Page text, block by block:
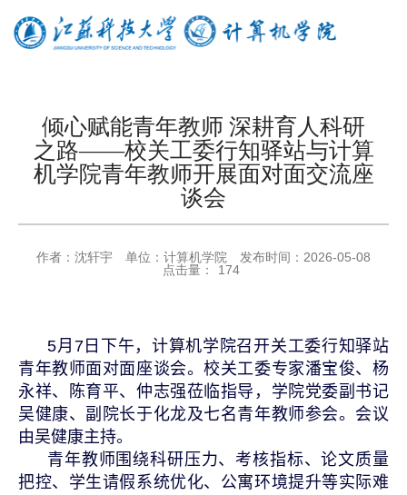
倾心赋能青年教师 深耕育人科研
之路——校关工委行知驿站与计算
机学院青年教师开展面对面交流座
谈会
作者： 沈轩宇 单位： 计算机学院 发布时间： 2026-05-08
点击量：
174
5月 7日下午，计算机学院召开关工委行知驿站
青年教师面对面座谈会。校关工委专家潘宝俊、杨
永祥、陈育平、仲志强莅临指导，学院党委副书记
吴健康、副院长于化龙及七名青年教师参会。会议
由吴健康主持。
青年教师围绕科研压力、考核指标、论文质量
把控、学生请假系统优化、公寓环境提升等实际难